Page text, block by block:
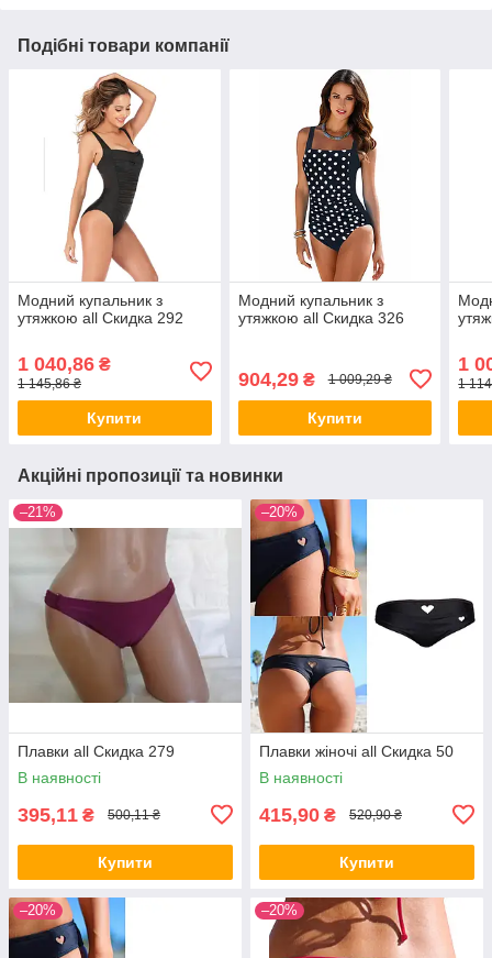
Подібні товари компанії
Модний купальник з
утяжкою all Скидка 292
1 040,86 ₴
1 145,86 ₴
Купити
Модний купальник з
утяжкою all Скидка 326
904,29₴ 1 009,29 ₴
Купити
1
1
Акційні пропозиції та новинки
–21%
Плавки all Скидка 279
В наявності
395,11 ₴ 500,11 ₴
Купити
–20%
Плавки жіночі all Скидка 50
В наявності
415,90 ₴ 520,90 ₴
Купити
–20% –20%